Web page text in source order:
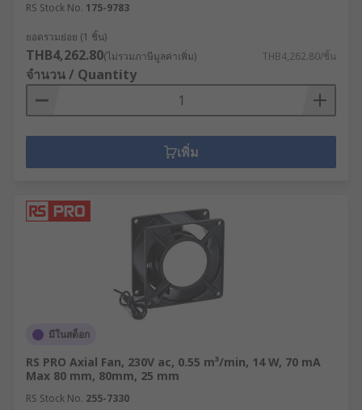
RS Stock No. 175-9783
ยอดรวมย่อย (1 ชิ้น)
THB4,262.80(ไม่รวมภาษีมูลค่าเพิ่ม) THB4,262.80/ชิ้น
จำนวน / Quantity
เพิ่ม
มีในสต็อก
RS PRO Axial Fan, 230V ac, 0.55 m³/min, 14 W, 70 mA
Max 80 mm, 80mm, 25 mm
RS Stock No. 255-7330